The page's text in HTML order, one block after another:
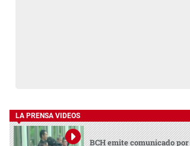
LA PRENSA VIDEOS
BCH emite comunicado por